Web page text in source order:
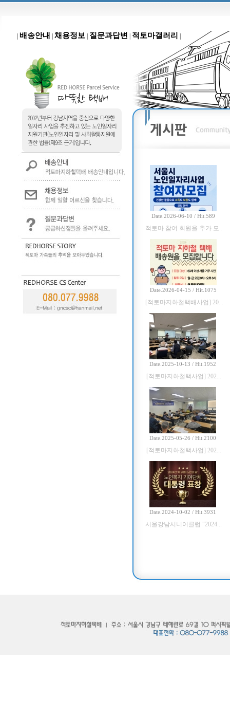
배송안내 채용정보 질문과답변 적토마갤러리
Date.2026-06-10 / Hit.589
적토마 참여 회원을 추가 모...
Date.2026-04-15 / Hit.1075
[적토마지하철택배사업] 20...
Date.2025-10-13 / Hit.1952
[적토마지하철택사업] 202...
Date.2025-05-26 / Hit.2100
[적토마지하철택사업] 202...
Date.2024-10-02 / Hit.3931
서울강남시니어클럽 "2024...